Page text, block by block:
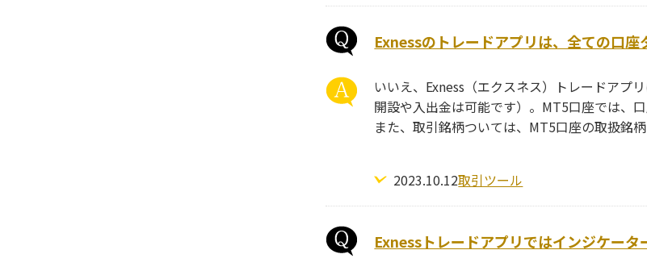
Exnessのトレードアプリは、全ての口
いいえ、Exness（エクスネス）トレードアプ
開設や入出金は可能です）。MT5口座では、
また、取引銘柄ついては、MT5口座の取扱銘
2023.10.12取引ツール
Exnessトレードアプリではインジケータ